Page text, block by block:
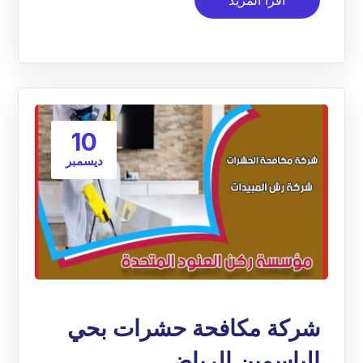
10
ديسمبر
شركة مكافحة حشرات بحي